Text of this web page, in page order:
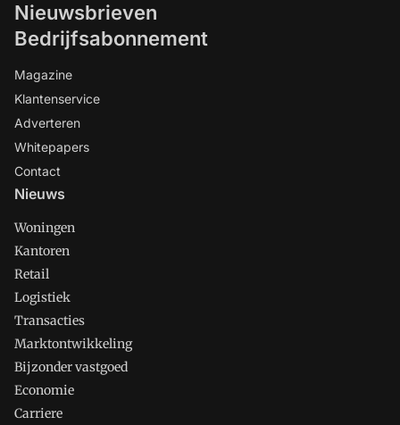
Nieuwsbrieven
Bedrijfsabonnement
Magazine
Klantenservice
Adverteren
Whitepapers
Contact
Nieuws
Woningen
Kantoren
Retail
Logistiek
Transacties
Marktontwikkeling
Bijzonder vastgoed
Economie
Carriere